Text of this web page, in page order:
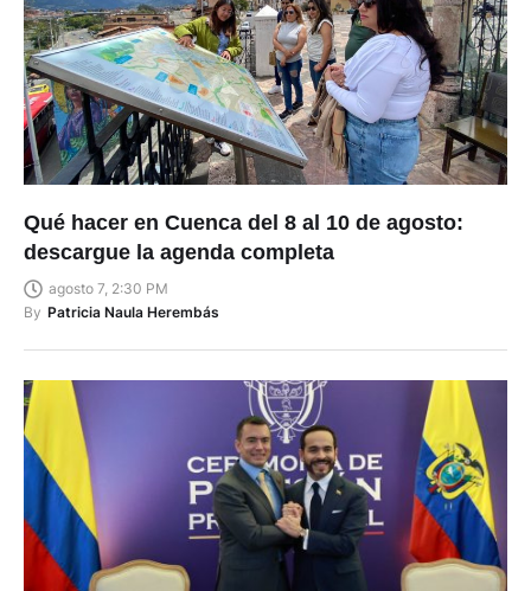
Qué hacer en Cuenca del 8 al 10 de agosto:
descargue la agenda completa
agosto 7, 2:30 PM
By Patricia Naula Herembás